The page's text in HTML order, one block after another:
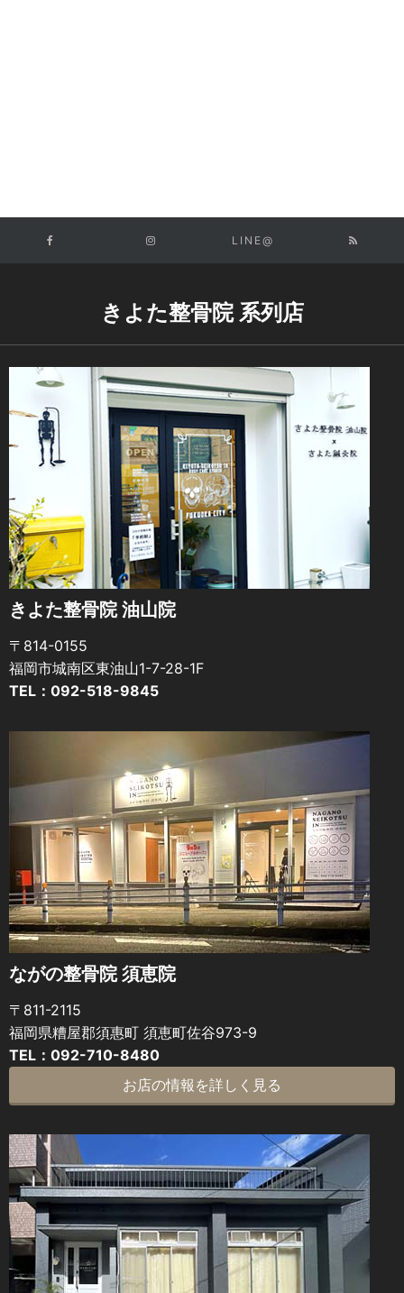
LINE@
きよた整骨院 系列店
きよた整骨院 油山院
〒814-0155
福岡市城南区東油山1-7-28-1F
TEL：092-518-9845
ながの整骨院 須恵院
〒811-2115
福岡県糟屋郡須惠町 須恵町佐谷973-9
TEL：092-710-8480
お店の情報を詳しく見る